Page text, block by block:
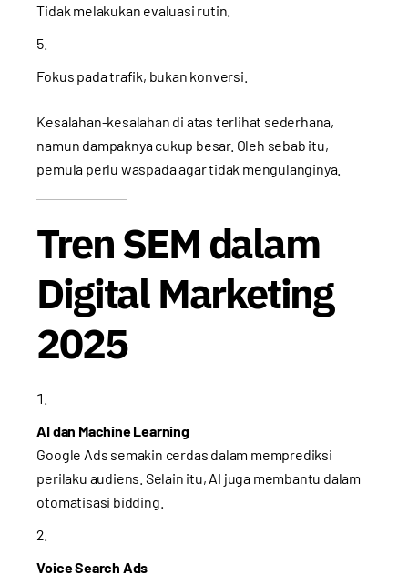
Tidak melakukan evaluasi rutin.
Fokus pada trafik, bukan konversi.
Kesalahan-kesalahan di atas terlihat sederhana,
namun dampaknya cukup besar. Oleh sebab itu,
pemula perlu waspada agar tidak mengulanginya.
Tren SEM dalam
Digital Marketing
2025
AI dan Machine Learning
Google Ads semakin cerdas dalam memprediksi
perilaku audiens. Selain itu, AI juga membantu dalam
otomatisasi bidding.
Voice Search Ads